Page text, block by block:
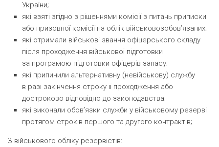
України;
які взяті згідно з рішеннями комісії з питань приписки
або призовної комісії на облік військовозобов’язаних;
які отримали військові звання офіцерського складу
після проходження військової підготовки
за програмою підготовки офіцерів запасу;
які припинили альтернативну (невійськову) службу
в разі закінчення строку її проходження або
достроково відповідно до законодавства;
які виконали обов’язки служби у військовому резерві
протягом строків першого та другого контрактів;
З військового обліку резервістів: